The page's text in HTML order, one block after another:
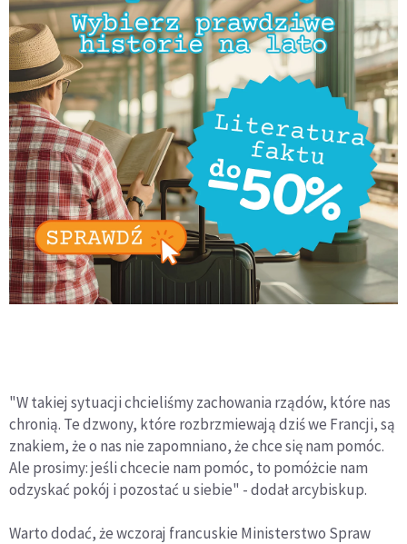
"W takiej sytuacji chcieliśmy zachowania rządów, które nas
chronią. Te dzwony, które rozbrzmiewają dziś we Francji, są
znakiem, że o nas nie zapomniano, że chce się nam pomóc.
Ale prosimy: jeśli chcecie nam pomóc, to pomóżcie nam
odzyskać pokój i pozostać u siebie" - dodał arcybiskup.
Warto dodać, że wczoraj francuskie Ministerstwo Spraw